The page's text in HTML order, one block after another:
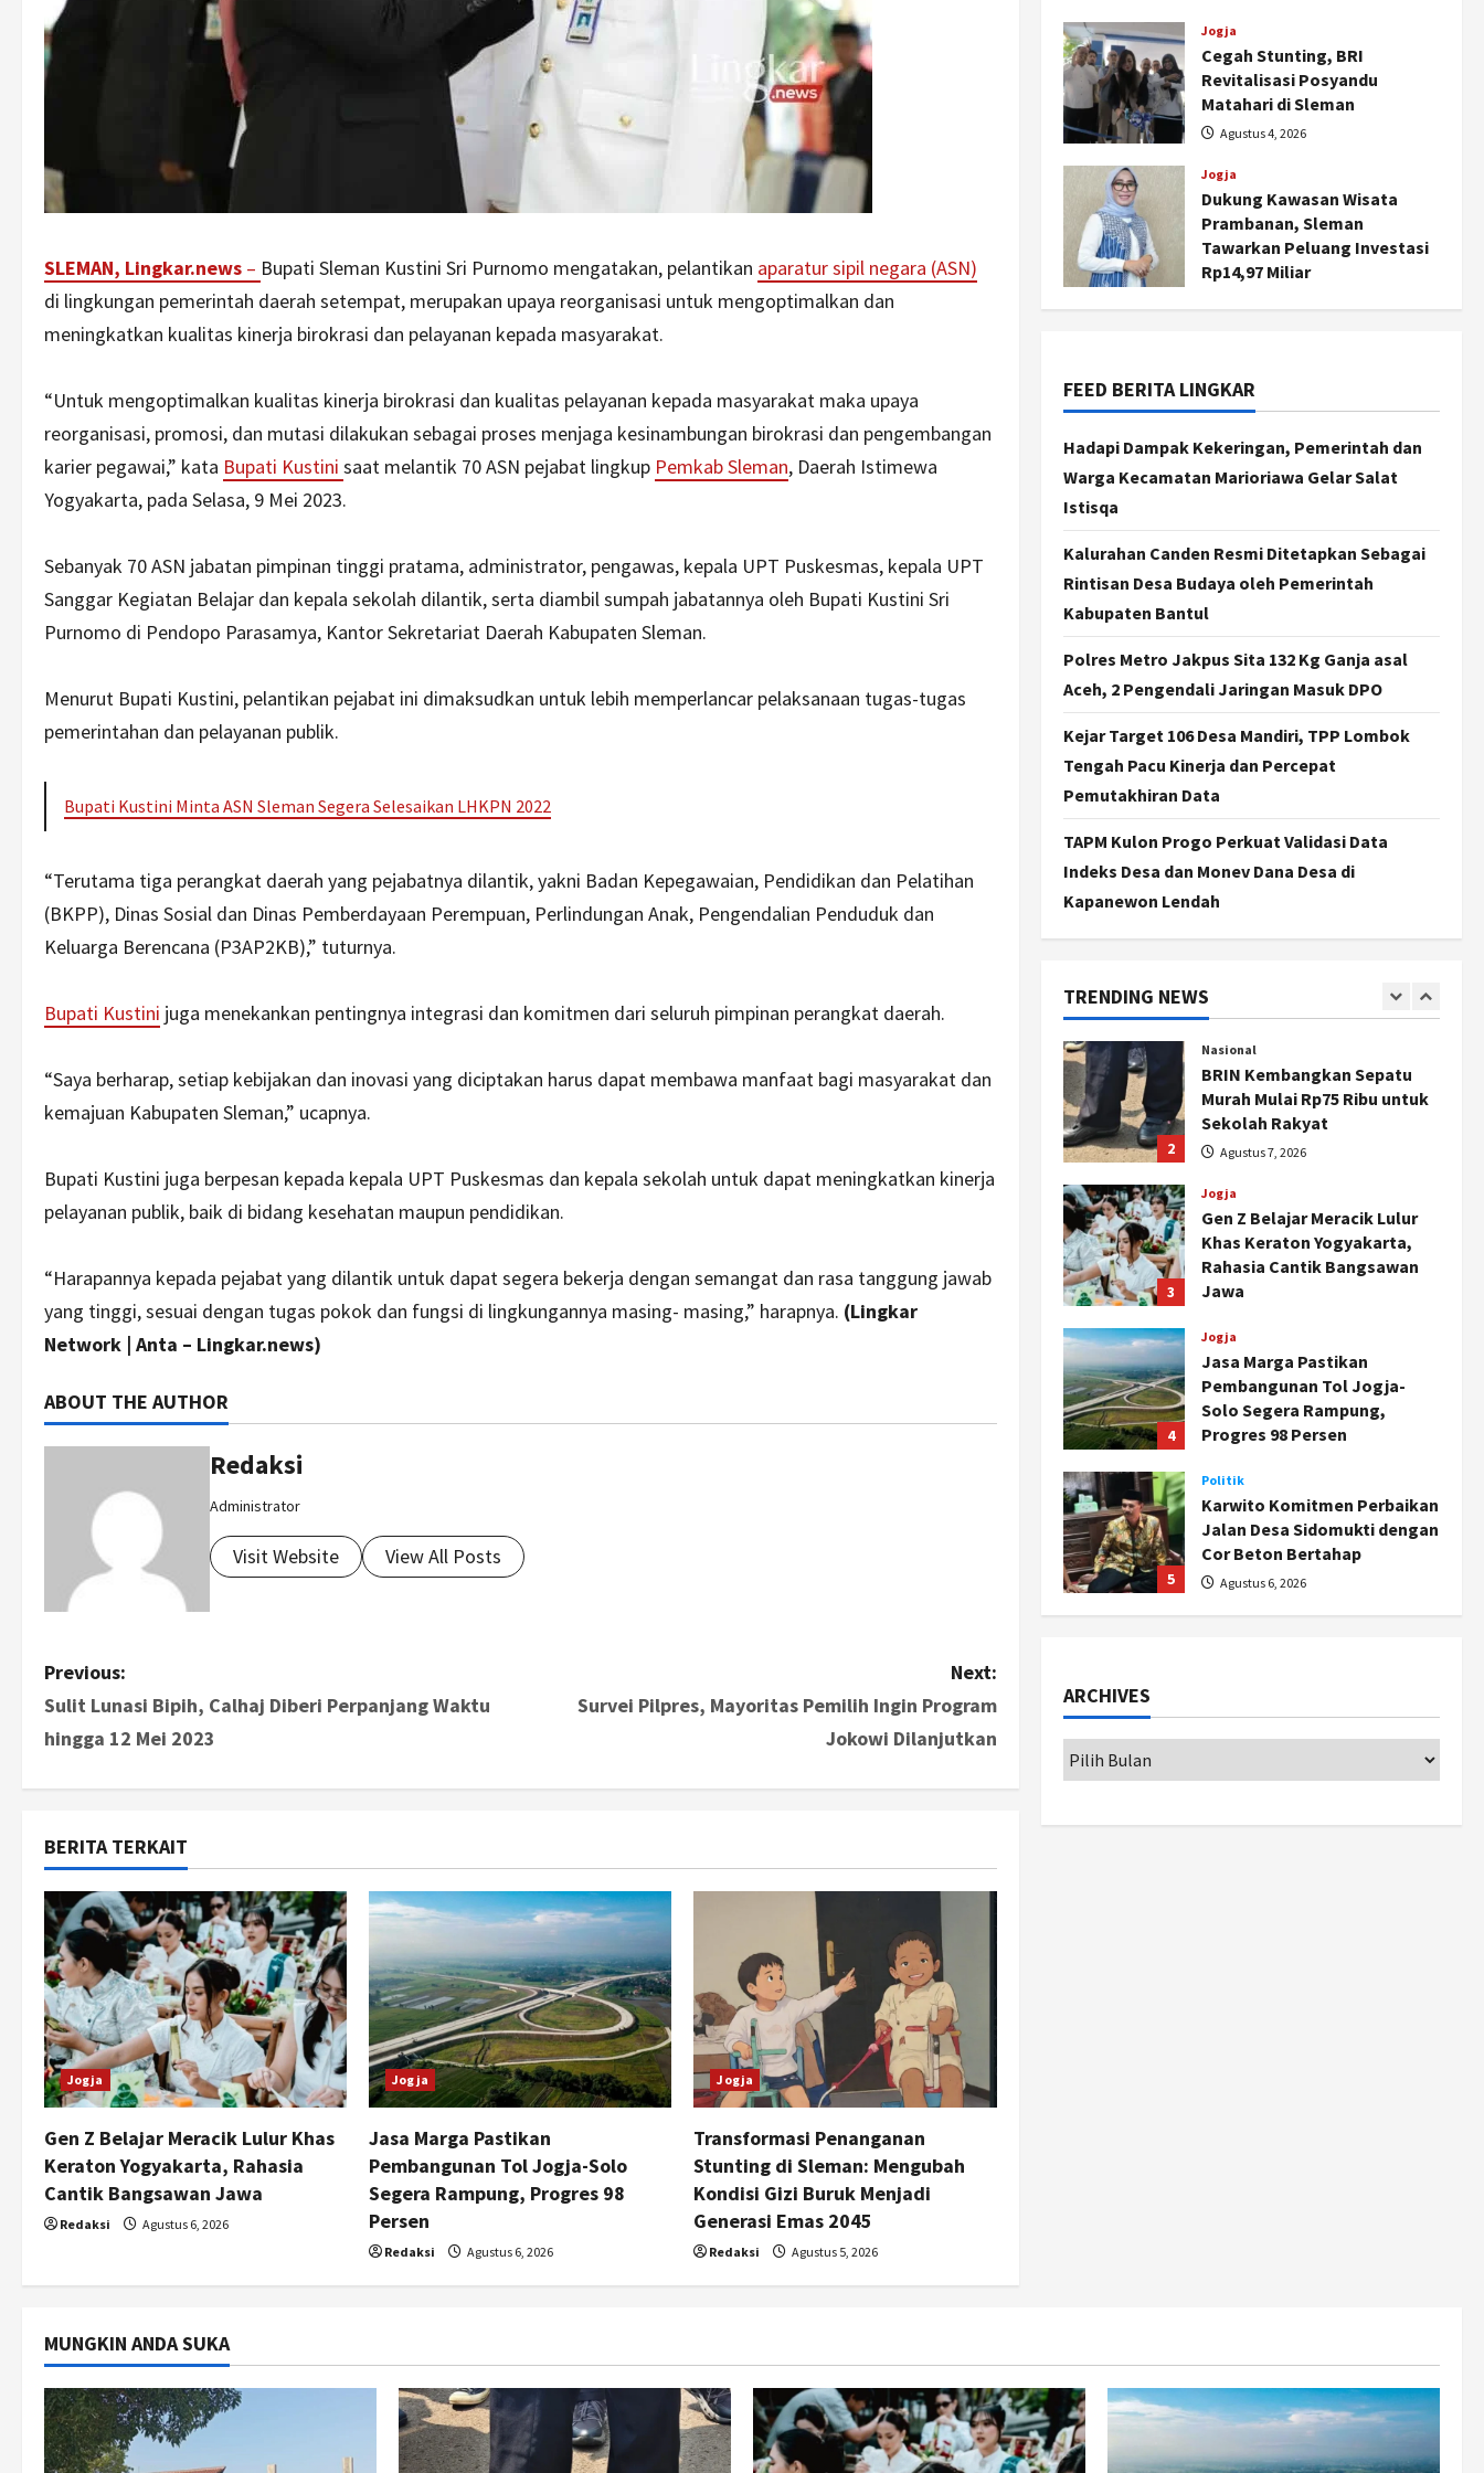
SLEMAN, Lingkar.news – Bupati Sleman Kustini Sri Purnomo mengatakan, pelantikan aparatur sipil negara (ASN)
di lingkungan pemerintah daerah setempat, merupakan upaya reorganisasi untuk mengoptimalkan dan
meningkatkan kualitas kinerja birokrasi dan pelayanan kepada masyarakat.
“Untuk mengoptimalkan kualitas kinerja birokrasi dan kualitas pelayanan kepada masyarakat maka upaya
reorganisasi, promosi, dan mutasi dilakukan sebagai proses menjaga kesinambungan birokrasi dan pengembangan
karier pegawai,” kata Bupati Kustini saat melantik 70 ASN pejabat lingkup Pemkab Sleman, Daerah Istimewa
Yogyakarta, pada Selasa, 9 Mei 2023.
Sebanyak 70 ASN jabatan pimpinan tinggi pratama, administrator, pengawas, kepala UPT Puskesmas, kepala UPT
Sanggar Kegiatan Belajar dan kepala sekolah dilantik, serta diambil sumpah jabatannya oleh Bupati Kustini Sri
Purnomo di Pendopo Parasamya, Kantor Sekretariat Daerah Kabupaten Sleman.
Menurut Bupati Kustini, pelantikan pejabat ini dimaksudkan untuk lebih memperlancar pelaksanaan tugas-tugas
pemerintahan dan pelayanan publik.
Bupati Kustini Minta ASN Sleman Segera Selesaikan LHKPN 2022
“Terutama tiga perangkat daerah yang pejabatnya dilantik, yakni Badan Kepegawaian, Pendidikan dan Pelatihan
(BKPP), Dinas Sosial dan Dinas Pemberdayaan Perempuan, Perlindungan Anak, Pengendalian Penduduk dan
Keluarga Berencana (P3AP2KB),” tuturnya.
Bupati Kustini juga menekankan pentingnya integrasi dan komitmen dari seluruh pimpinan perangkat daerah.
“Saya berharap, setiap kebijakan dan inovasi yang diciptakan harus dapat membawa manfaat bagi masyarakat dan
kemajuan Kabupaten Sleman,” ucapnya.
Bupati Kustini juga berpesan kepada kepala UPT Puskesmas dan kepala sekolah untuk dapat meningkatkan kinerja
pelayanan publik, baik di bidang kesehatan maupun pendidikan.
“Harapannya kepada pejabat yang dilantik untuk dapat segera bekerja dengan semangat dan rasa tanggung jawab
yang tinggi, sesuai dengan tugas pokok dan fungsi di lingkungannya masing- masing,” harapnya. (Lingkar
Network | Anta – Lingkar.news)
ABOUT THE AUTHOR
Redaksi
Administrator
Visit Website View All Posts
P
o
n
a
v
i
g
a
t
i
o
n
Previous:
Sulit Lunasi Bipih, Calhaj Diberi Perpanjang Waktu
hingga 12 Mei 2023
Next:
Survei Pilpres, Mayoritas Pemilih Ingin Program
Jokowi Dilanjutkan
BERITA TERKAIT
Jogja
Gen Z Belajar Meracik Lulur Khas
Keraton Yogyakarta, Rahasia
Cantik Bangsawan Jawa
Redaksi Agustus 6, 2026
Jogja
Jasa Marga Pastikan
Pembangunan Tol Jogja-Solo
Segera Rampung, Progres 98
Persen
Redaksi Agustus 6, 2026
Jogja
Transformasi Penanganan
Stunting di Sleman: Mengubah
Kondisi Gizi Buruk Menjadi
Generasi Emas 2045
Redaksi Agustus 5, 2026
Kalurahan
Agustus 5, 2026
Jogja
Cegah Stunting, BRI
Revitalisasi Posyandu
Matahari di Sleman
Agustus 4, 2026
Jogja
Dukung Kawasan Wisata
Prambanan, Sleman
Tawarkan Peluang Investasi
Rp14,97 Miliar
FEED BERITA LINGKAR
Hadapi Dampak Kekeringan, Pemerintah dan
Warga Kecamatan Marioriawa Gelar Salat
Istisqa
Kalurahan Canden Resmi Ditetapkan Sebagai
Rintisan Desa Budaya oleh Pemerintah
Kabupaten Bantul
Polres Metro Jakpus Sita 132 Kg Ganja asal
Aceh, 2 Pengendali Jaringan Masuk DPO
Kejar Target 106 Desa Mandiri, TPP Lombok
Tengah Pacu Kinerja dan Percepat
Pemutakhiran Data
TAPM Kulon Progo Perkuat Validasi Data
Indeks Desa dan Monev Dana Desa di
Kapanewon Lendah
TRENDING NEWS
Murah Mulai Rp75 Ribu untuk
Sekolah Rakyat
Jogja
Khas Keraton Yogyakarta,
Rahasia Cantik Bangsawan
Jawa
4
Jogja
Jasa Marga Pastikan
Pembangunan Tol Jogja-
Solo Segera Rampung,
Progres 98 Persen
Agustus 6, 2026
5
Politik
Karwito Komitmen Perbaikan
Cor Beton Bertahap
Agustus 6, 2026
1
Politik
Segera Keluar
2
Nasional
BRIN Kembangkan Sepatu
Murah Mulai Rp75 Ribu untuk
Sekolah Rakyat
Agustus 7, 2026
3
Jogja
Gen Z Belajar Meracik Lulur
Khas Keraton Yogyakarta,
Rahasia Cantik Bangsawan
Jawa
4
Jogja
Jasa Marga Pastikan
Pembangunan Tol Jogja-
Solo Segera Rampung,
Progres 98 Persen
5
Politik
Karwito Komitmen Perbaikan
Jalan Desa Sidomukti dengan
Cor Beton Bertahap
Agustus 6, 2026
1
Segera Keluar
ARCHIVES
MUNGKIN ANDA SUKA